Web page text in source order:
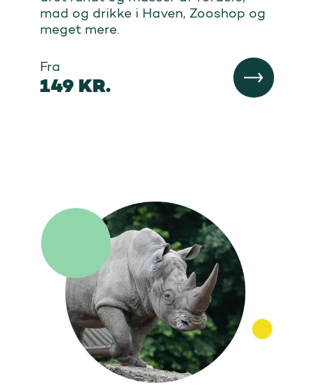
mad og drikke i Haven, Zooshop og
meget mere.
Fra
149 KR.